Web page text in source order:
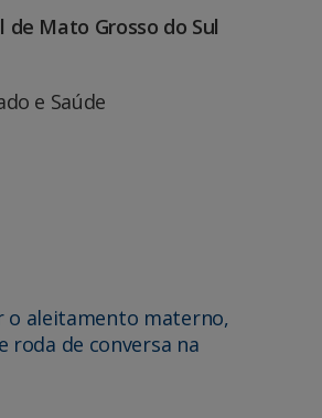
de Mato Grosso do Sul
e Saúde
o aleitamento materno,
roda de conversa na